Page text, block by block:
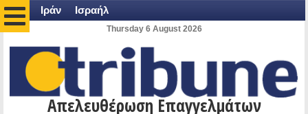
Ιράν Ισραήλ
Thursday 6 August 2026
Απελευθέρωση Επαγγελμάτων